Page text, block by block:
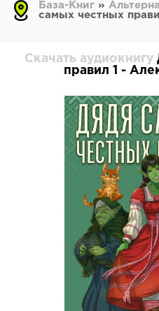
База-Книг »
самых честных
Скачать аудиокнигу
правил 1 -